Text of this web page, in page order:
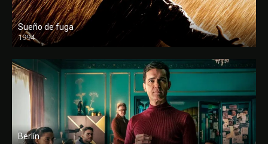
Sueño de fuga
1994
FULL HD
Berlín